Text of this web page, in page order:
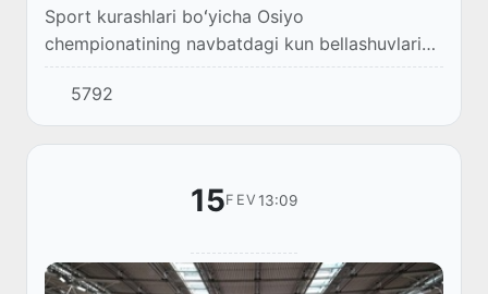
Sport kurashlari boʻyicha Osiyo
chempionatining navbatdagi kun bellashuvlari
Oʻzbekiston terma jamoasi uchun muvaffaqiyatli
yakunlandi.
5792
15FEV 13:09